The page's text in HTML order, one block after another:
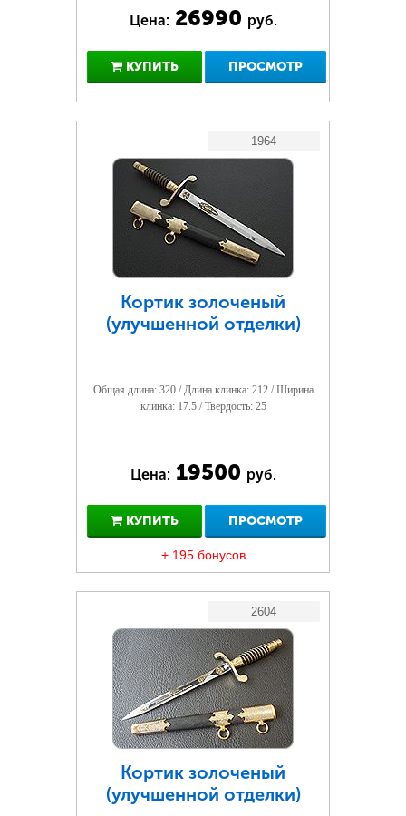
Цена: 26990 руб.
КУПИТЬ ПРОСМОТР
1964
Кортик золоченый
(улучшенной отделки)
Общая длина: 320 / Длина клинка: 212 / Ширина
клинка: 17.5 / Твердость: 25
Цена: 19500 руб.
КУПИТЬ ПРОСМОТР
+ 195 бонусов
2604
Кортик золоченый
(улучшенной отделки)